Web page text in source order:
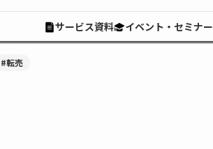
サービス資料 イベント・セミナー
#転売